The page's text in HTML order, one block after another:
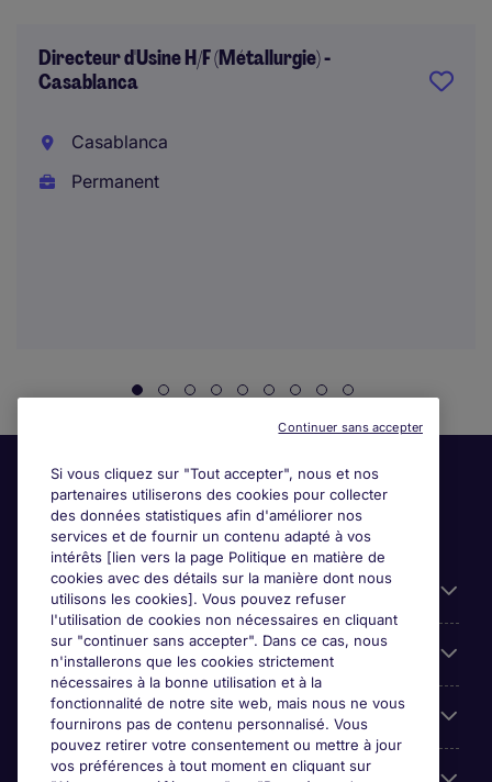
Directeur d'Usine H/F (Métallurgie) -
Casablanca
Casablanca
Permanent
Liens utiles
Espace employeurs
Parcourir nos offres
Si vous cliquez sur "Tout accepter", nous et nos
partenaires utiliserons des cookies pour collecter
des données statistiques afin d'améliorer nos
services et de fournir un contenu adapté à vos
intérêts [lien vers la page Politique en matière de
cookies avec des détails sur la manière dont nous
utilisons les cookies]. Vous pouvez refuser
l'utilisation de cookies non nécessaires en cliquant
sur "continuer sans accepter". Dans ce cas, nous
n'installerons que les cookies strictement
nécessaires à la bonne utilisation et à la
fonctionnalité de notre site web, mais nous ne vous
fournirons pas de contenu personnalisé. Vous
pouvez retirer votre consentement ou mettre à jour
vos préférences à tout moment en cliquant sur
Continuer sans accepter